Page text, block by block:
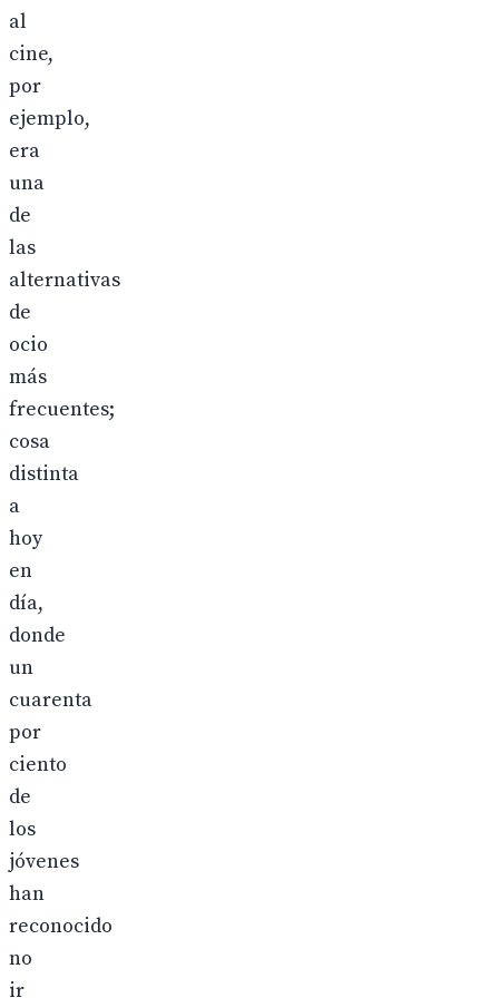
al
cine,
por
ejemplo,
era
una
de
las
alternativas
de
ocio
más
frecuentes;
cosa
distinta
a
hoy
en
día,
donde
un
cuarenta
por
ciento
de
los
jóvenes
han
reconocido
no
ir